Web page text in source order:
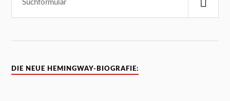
DIE NEUE HEMINGWAY-BIOGRAFIE: